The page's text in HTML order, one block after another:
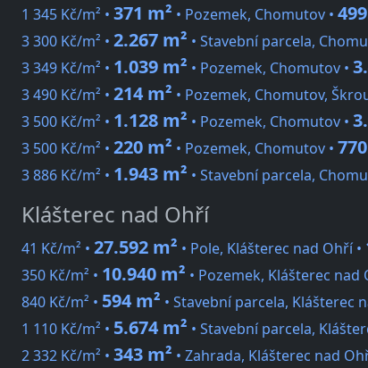
1 345 Kč/m² • 371 m² • Pozemek, Chomutov •
3 300 Kč/m² • 2.267 m² • Stavební parcela,
3 349 Kč/m² • 1.039 m² • Pozemek, Chomutov •
3 490 Kč/m² • 214 m² • Pozemek, Chomutov,
3 500 Kč/m² • 1.128 m² • Pozemek, Chomutov •
3 500 Kč/m² • 220 m² • Pozemek, Chomutov •
3 886 Kč/m² • 1.943 m² • Stavební parcela,
Klášterec nad Ohří
41 Kč/m² • 27.592 m² • Pole, Klášterec nad Ohří •
350 Kč/m² • 10.940 m² • Pozemek, Klášterec nad
840 Kč/m² • 594 m² • Stavební parcela, Klášterec
1 110 Kč/m² • 5.674 m² • Stavební parcela,
2 332 Kč/m² • 343 m² • Zahrada, Klášterec nad